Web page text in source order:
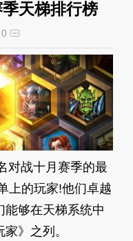
天梯排行榜
0
战十月赛季的最
上的玩家!他们卓越
能够在天梯系统中
》之列。